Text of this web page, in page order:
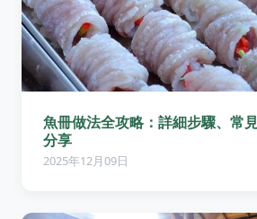
魚冊做法全攻略：詳細步驟、常
分享
2025年12月09日